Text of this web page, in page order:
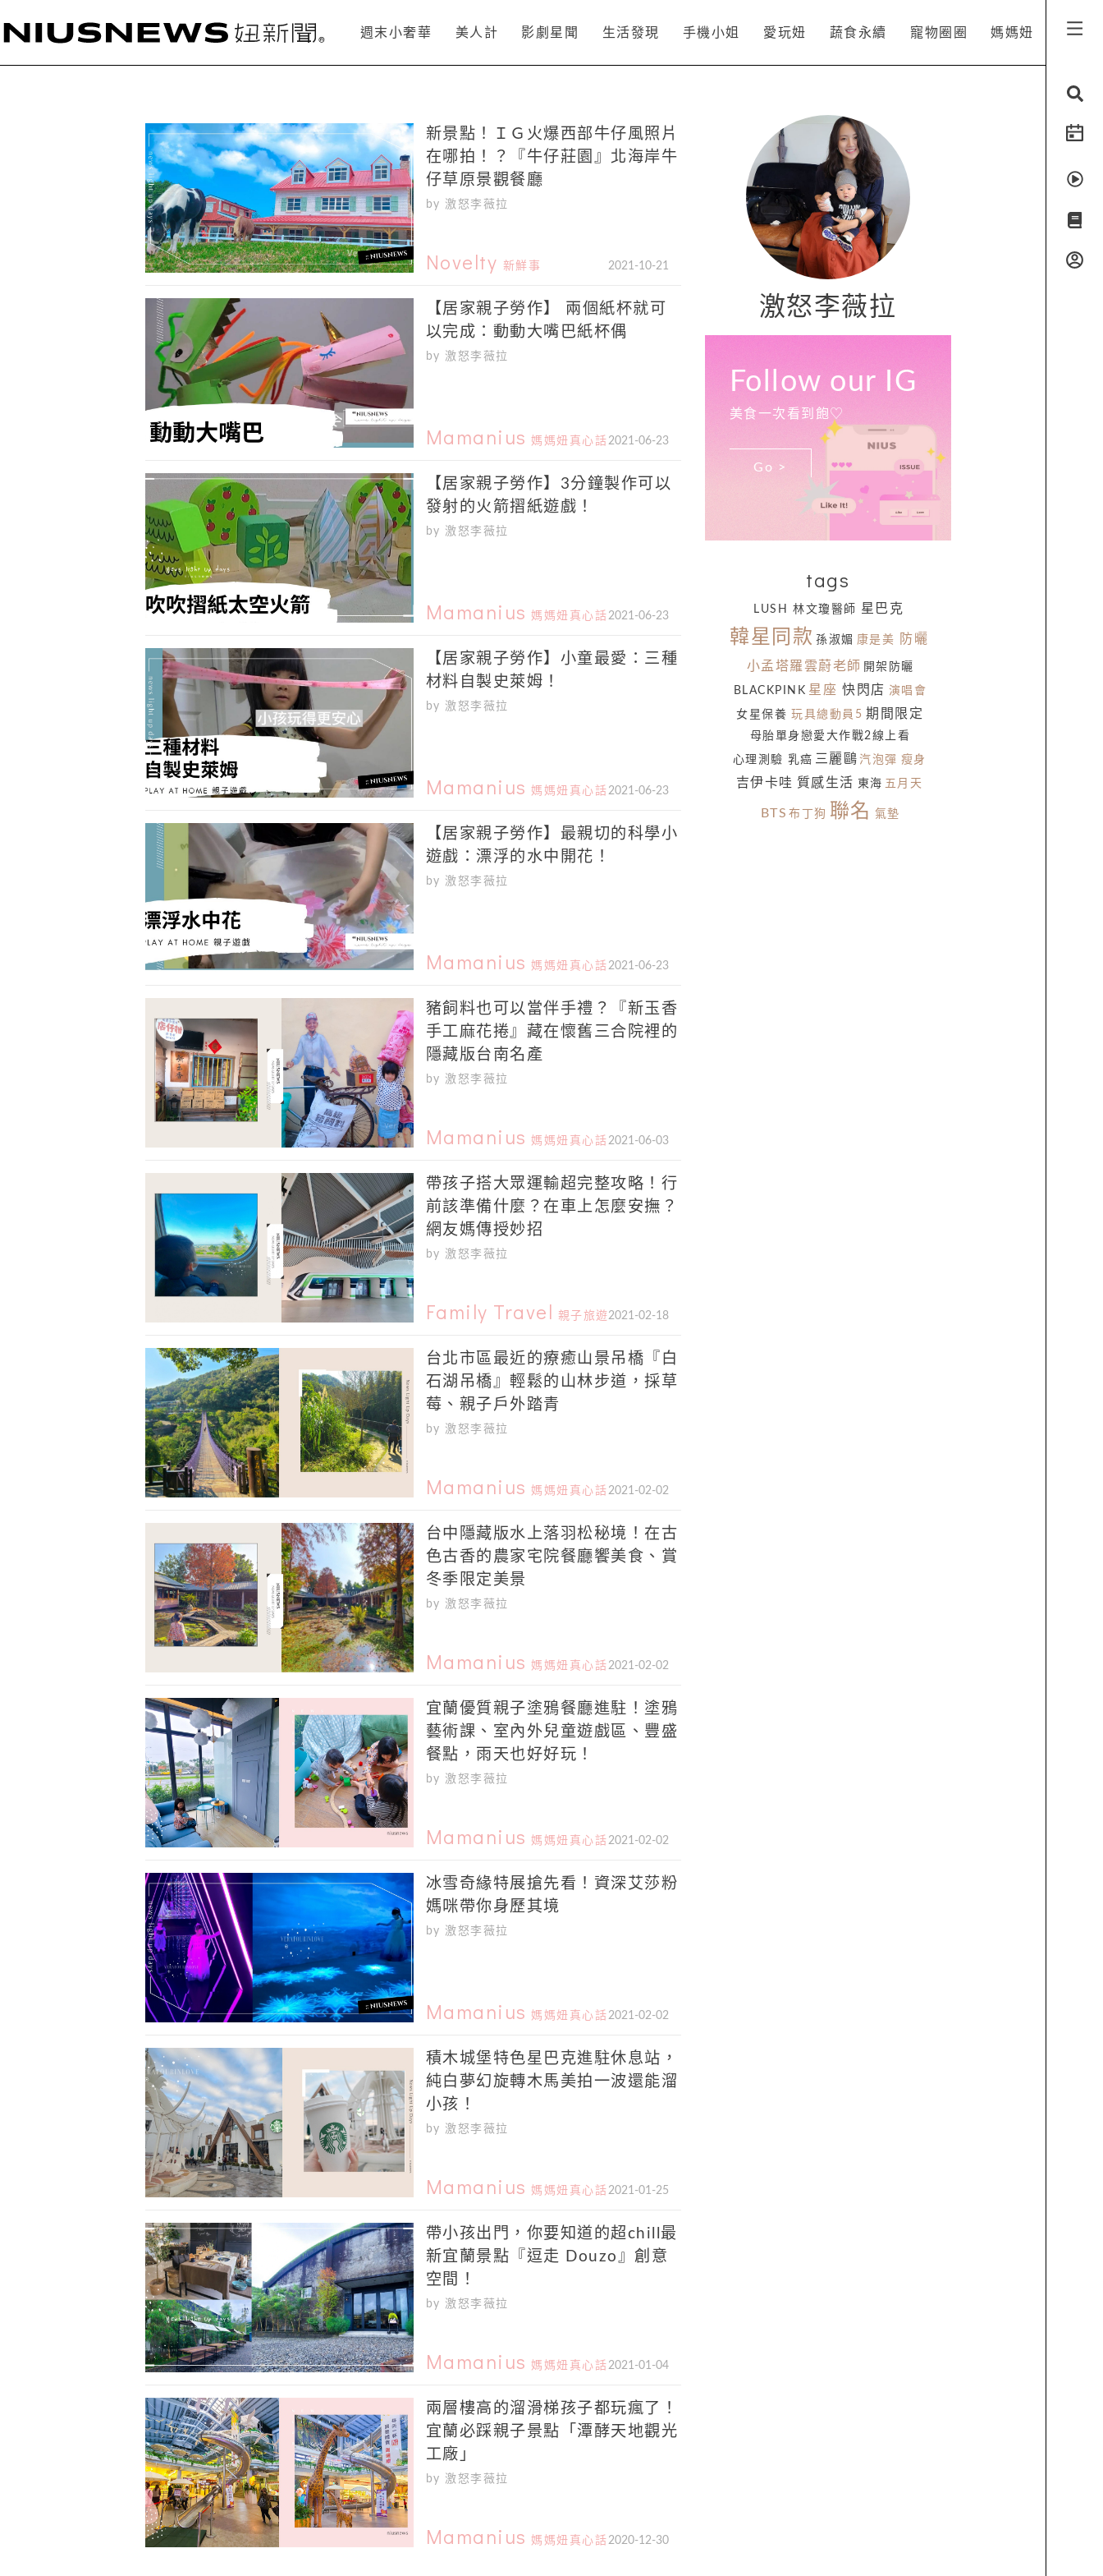
週末小奢華 美人計 影劇星聞 生活發現 手機小姐 愛玩妞 蔬食永續 寵物圈圈 媽媽妞
新景點！ＩＧ火爆西部牛仔風照片
在哪拍！？『牛仔莊園』北海岸牛
仔草原景觀餐廳
by 激怒李薇拉
Novelty 新鮮事 2021-10-21
【居家親子勞作】 兩個紙杯就可
以完成：動動大嘴巴紙杯偶
by 激怒李薇拉
Mamanius 媽媽妞真心話2021-06-23
【居家親子勞作】3分鐘製作可以
發射的火箭摺紙遊戲！
by 激怒李薇拉
Mamanius 媽媽妞真心話2021-06-23
【居家親子勞作】小童最愛：三種
材料自製史萊姆！
by 激怒李薇拉
Mamanius 媽媽妞真心話2021-06-23
【居家親子勞作】最親切的科學小
遊戲：漂浮的水中開花！
by 激怒李薇拉
Mamanius 媽媽妞真心話2021-06-23
豬飼料也可以當伴手禮？『新玉香
手工麻花捲』藏在懷舊三合院裡的
隱藏版台南名產
by 激怒李薇拉
Mamanius 媽媽妞真心話2021-06-03
帶孩子搭大眾運輸超完整攻略！行
前該準備什麼？在車上怎麼安撫？
網友媽傳授妙招
by 激怒李薇拉
Family Travel 親子旅遊2021-02-18
台北市區最近的療癒山景吊橋『白
石湖吊橋』輕鬆的山林步道，採草
莓、親子戶外踏青
by 激怒李薇拉
Mamanius 媽媽妞真心話2021-02-02
台中隱藏版水上落羽松秘境！在古
色古香的農家宅院餐廳饗美食、賞
冬季限定美景
by 激怒李薇拉
Mamanius 媽媽妞真心話2021-02-02
宜蘭優質親子塗鴉餐廳進駐！塗鴉
藝術課、室內外兒童遊戲區、豐盛
餐點，雨天也好好玩！
by 激怒李薇拉
Mamanius 媽媽妞真心話2021-02-02
冰雪奇緣特展搶先看！資深艾莎粉
媽咪帶你身歷其境
by 激怒李薇拉
Mamanius 媽媽妞真心話2021-02-02
積木城堡特色星巴克進駐休息站，
純白夢幻旋轉木馬美拍一波還能溜
小孩！
by 激怒李薇拉
Mamanius 媽媽妞真心話2021-01-25
帶小孩出門，你要知道的超chill最
新宜蘭景點『逗走 Douzo』創意
空間！
by 激怒李薇拉
Mamanius 媽媽妞真心話2021-01-04
兩層樓高的溜滑梯孩子都玩瘋了！
宜蘭必踩親子景點「潭酵天地觀光
工廠」
by 激怒李薇拉
Mamanius 媽媽妞真心話2020-12-30
激怒李薇拉
Follow our IG
美食一次看到飽♡
Go >
tags
LUSH 林文瓊醫師 星巴克
韓星同款 孫淑媚 康是美 防曬
小孟塔羅雲蔚老師 開架防曬
BLACKPINK 星座 快閃店 演唱會
女星保養 玩具總動員5 期間限定
母胎單身戀愛大作戰2線上看
心理測驗 乳癌 三麗鷗 汽泡彈 瘦身
吉伊卡哇 質感生活 東海 五月天
BTS 布丁狗 聯名 氣墊